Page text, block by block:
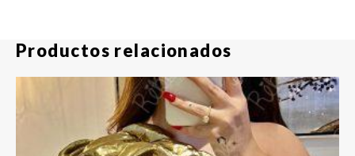
Productos relacionados